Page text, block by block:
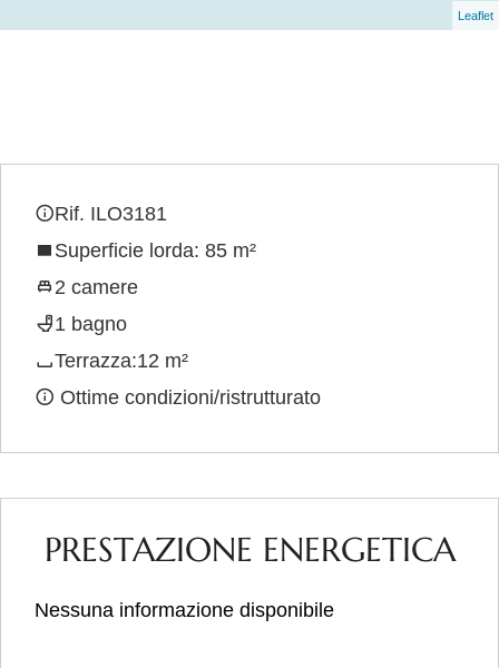
Leaflet
Rif. ILO3181
Superficie lorda: 85 m²
2 camere
1 bagno
Terrazza:12 m²
Ottime condizioni/ristrutturato
PRESTAZIONE ENERGETICA
Nessuna informazione disponibile